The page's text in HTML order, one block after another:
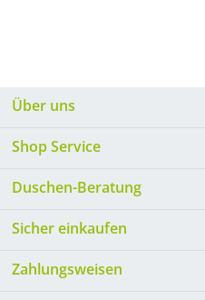
Über uns
Shop Service
Duschen-Beratung
Sicher einkaufen
Zahlungsweisen